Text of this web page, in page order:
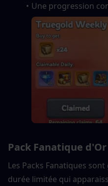
Une progression
Pack Fanatique
Les Packs Fanatiques
durée limitée qui